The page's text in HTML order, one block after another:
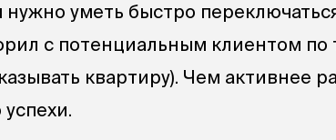
уметь быстро
с потенциальным клиентом по
квартиру). Чем активнее